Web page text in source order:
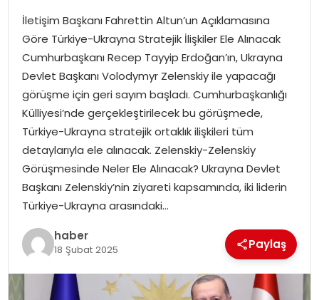
SPOR
EKONOMI
MAGAZIN
DÜNYA
OTOMOBIL
İletişim Başkanı Fahrettin Altun’un Açıklamasına
Göre Türkiye-Ukrayna Stratejik İlişkiler Ele Alınacak
Cumhurbaşkanı Recep Tayyip Erdoğan’ın, Ukrayna
Devlet Başkanı Volodymyr Zelenskiy ile yapacağı
görüşme için geri sayım başladı. Cumhurbaşkanlığı
Külliyesi’nde gerçekleştirilecek bu görüşmede,
Türkiye-Ukrayna stratejik ortaklık ilişkileri tüm
detaylarıyla ele alınacak. Zelenskiy-Zelenskiy
Görüşmesinde Neler Ele Alınacak? Ukrayna Devlet
Başkanı Zelenskiy’nin ziyareti kapsamında, iki liderin
Türkiye-Ukrayna arasındaki…
haber
18 Şubat 2025 Paylaş